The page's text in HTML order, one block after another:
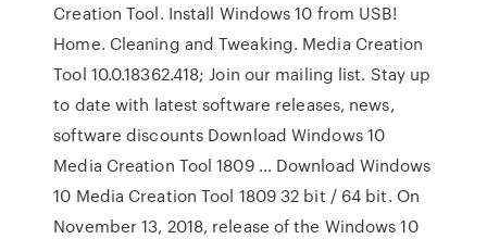
Creation Tool. Install Windows 10 from USB!
Home. Cleaning and Tweaking. Media Creation
Tool 10.0.18362.418; Join our mailing list. Stay up
to date with latest software releases, news,
software discounts Download Windows 10
Media Creation Tool 1809 … Download Windows
10 Media Creation Tool 1809 32 bit / 64 bit. On
November 13, 2018, release of the Windows 10